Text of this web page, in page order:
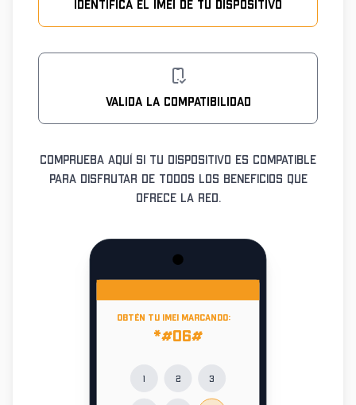
Identifica el IMEI de tu dispositivo
Valida la compatibilidad
Comprueba aquí si tu dispositivo es compatible
para disfrutar de todos los beneficios que
ofrece la red.
Obtén tu IMEI marcando:
*#06#
1 2 3